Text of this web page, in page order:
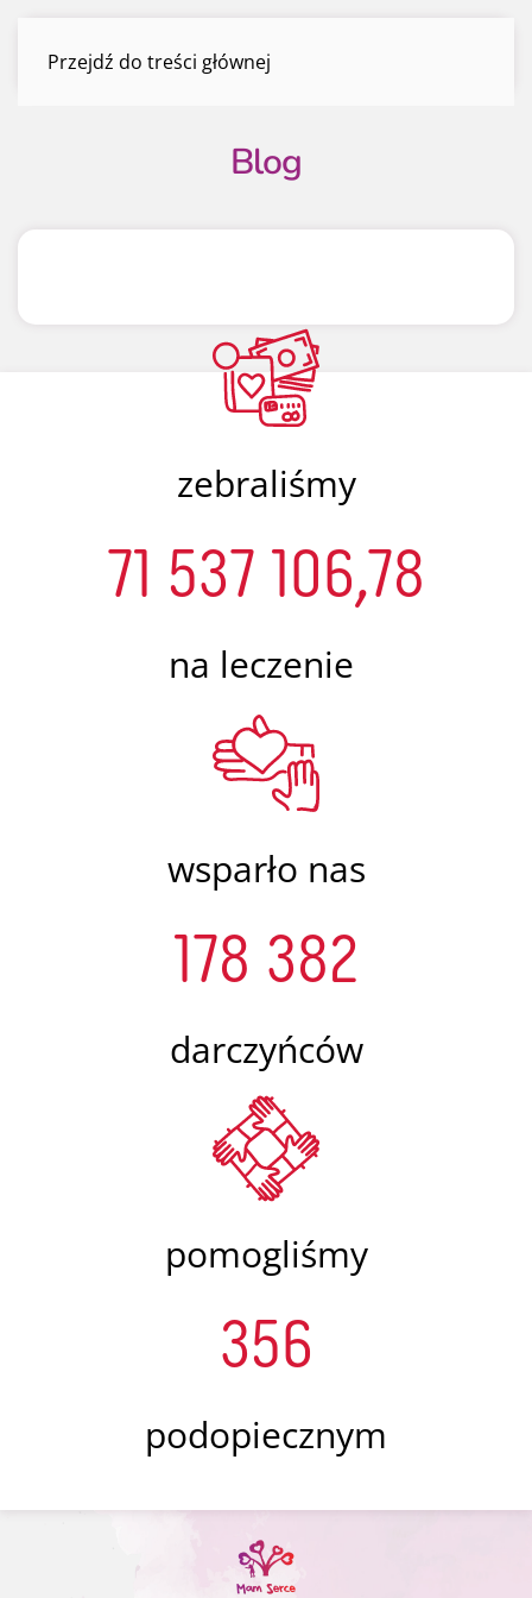
Przejdź do treści głównejBlog
Blog
zebraliśmy
71 537 106,78
na leczenie
wsparło nas
178 382
darczyńców
pomogliśmy
356
podopiecznym